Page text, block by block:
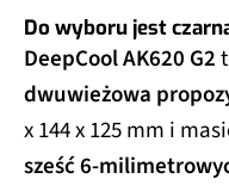
Do wyboru jest
DeepCool AK620 G2
dwuwieżowa
x 144 x 125 mm i
sześć 6-